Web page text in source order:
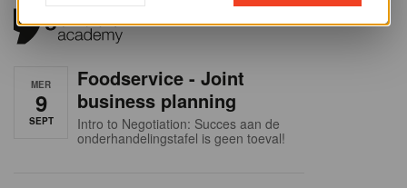
MER
9
SEPT
Foodservice - Joint
business planning
Intro to Negotiation: Succes aan de
onderhandelingstafel is geen toeval!